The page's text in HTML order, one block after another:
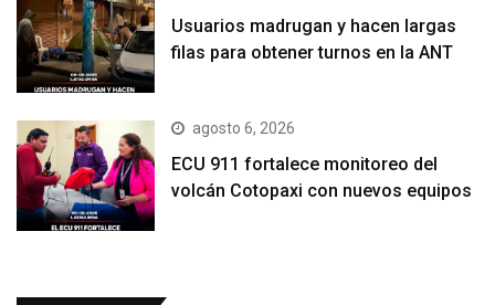
Usuarios madrugan y hacen largas
filas para obtener turnos en la ANT
agosto 6, 2026
ECU 911 fortalece monitoreo del
volcán Cotopaxi con nuevos equipos